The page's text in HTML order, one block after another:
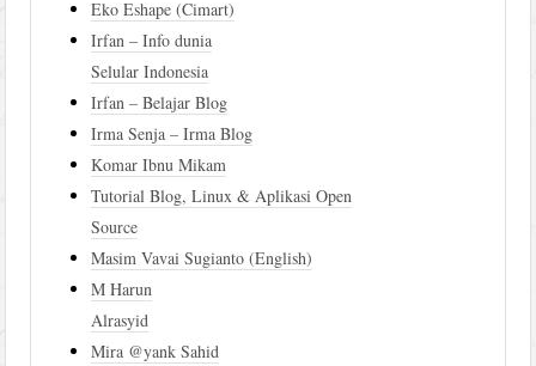
Eko Eshape (Cimart)
Irfan – Info dunia
Selular Indonesia
Irfan – Belajar Blog
Irma Senja – Irma Blog
Komar Ibnu Mikam
Tutorial Blog, Linux & Aplikasi Open
Source
Masim Vavai Sugianto (English)
M Harun
Alrasyid
Mira @yank Sahid